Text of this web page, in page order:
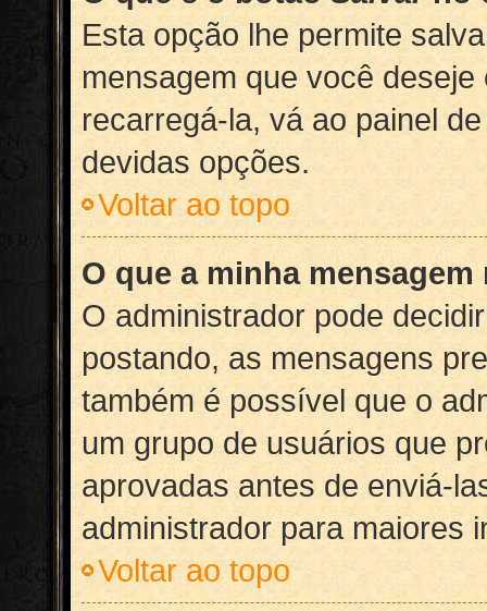
Esta opção lhe permite
mensagem que você
recarregá-la, vá ao painel
devidas opções.
Voltar ao topo
O que a minha
O administrador pode
postando, as mensagens
também é possível que o
um grupo de usuários que
aprovadas antes de enviá-
administrador para maiores
Voltar ao topo